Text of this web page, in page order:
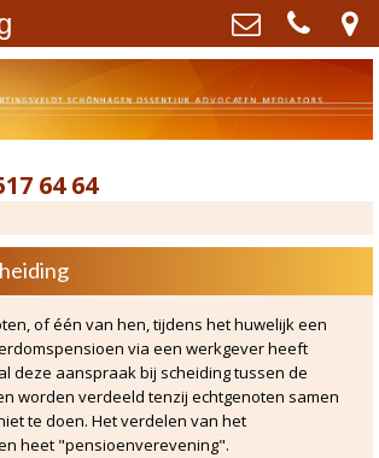
regio
>
>
>
>
Van Hartingsveldt Schönhagen
Ossentjuk advocaten mediators
+31 (0)71 517 64 64
info@vhso.nl
BTWnr: NL853919902B01
64 64
of één van hen, tijdens het huwelijk een
via een werkgever heeft
deze aanspraak bij scheiding tussen de
worden verdeeld tenzij echtgenoten samen
te doen. Het verdelen van het
heet "pensioenverevening".